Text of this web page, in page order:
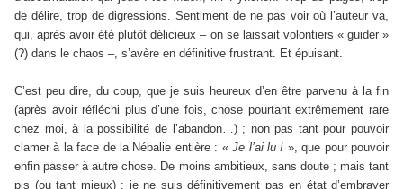
de délire, trop de digressions. Sentiment de ne pas voir où l’auteur va,
qui, après avoir été plutôt délicieux – on se laissait volontiers « guider »
(?) dans le chaos –, s’avère en définitive frustrant. Et épuisant.
C’est peu dire, du coup, que je suis heureux d’en être parvenu à la fin
(après avoir réfléchi plus d’une fois, chose pourtant extrêmement rare
chez moi, à la possibilité de l’abandon…) ; non pas tant pour pouvoir
clamer à la face de la Nébalie entière : «Je l’ai lu ! », que pour pouvoir
enfin passer à autre chose. De moins ambitieux, sans doute ; mais tant
pis (ou tant mieux) : je ne suis définitivement pas en état d’embrayer